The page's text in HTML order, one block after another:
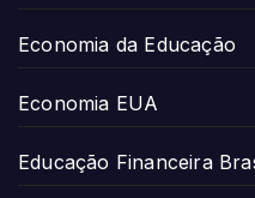
Economia da Educação
Economia EUA
Educação Financeira